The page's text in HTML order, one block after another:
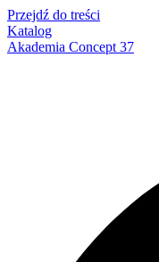
Przejdź do treści
Katalog
Akademia Concept 37